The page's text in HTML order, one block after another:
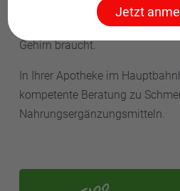
Magnesiumund
Fisch liefert gesunde Omega-3-
Gehirn braucht.
In Ihrer Apotheke im
kompetente Beratung zu
Nahrungsergänzungsmitteln.
Jetzt